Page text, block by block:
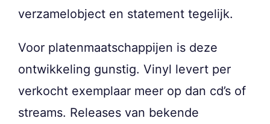
verzamelobject en statement tegelijk.
Voor platenmaatschappijen is deze
ontwikkeling gunstig. Vinyl levert per
verkocht exemplaar meer op dan cd’s of
streams. Releases van bekende